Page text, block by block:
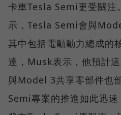
卡車Tesla Semi更受關注
示，Tesla Semi會與
其中包括電動動力總成的
達，Musk表示，他預計這
與Model 3共享零部件也
Semi專案的推進如此迅